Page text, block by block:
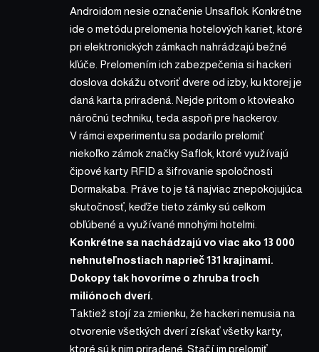
Androidom nesie označenie Unsaflok. Konkrétne
ide o metódu prelomenia hotelových kariet, ktoré
pri elektronických zámkach nahrádzajú bežné
kľúče. Prelomením ich zabezpečenia si hackeri
doslova dokážu otvoriť dvere od izby, ku ktorej je
daná karta priradená. Nejde pritom o ktovieako
náročnú techniku, teda aspoň pre hackerov.
V rámci experimentu sa podarilo prelomiť
niekoľko zámok značky Saflok, ktoré využívajú
čipové karty RFID a šifrovanie spoločnosti
Dormakaba. Práve to je tá najviac znepokojujúca
skutočnosť, keďže tieto zámky sú celkom
obľúbené a využívané mnohými hotelmi.
Konkrétne sa nachádzajú vo viac ako 13 000
nehnuteľnostiach naprieč 131 krajinami.
Dokopy tak hovoríme o zhruba troch
miliónoch dverí.
Taktiež stojí za zmienku, že hackeri nemusia na
otvorenie všetkých dverí získať všetky karty,
ktoré sú k nim priradené. Stačí im prelomiť